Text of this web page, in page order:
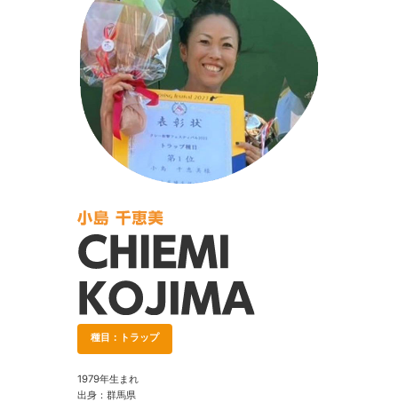
種目：トラップ
1979年生まれ
出身：群馬県